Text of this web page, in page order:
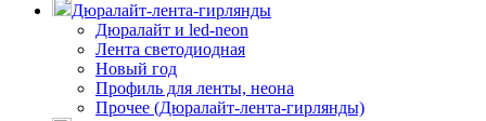
Дюралайт-лента-гирлянды
Дюралайт и led-neon
Лента светодиодная
Новый год
Профиль для ленты, неона
Прочее (Дюралайт-лента-гирлянды)